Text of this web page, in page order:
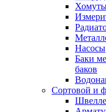
Насосы
Баки
баков
Сортовой и